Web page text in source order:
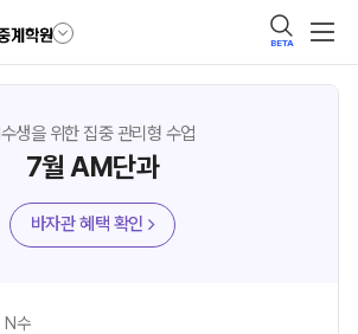
BETA
생을 위한 집중 관리형 수업
7월 AM단과
바자관 혜택 확인
N수